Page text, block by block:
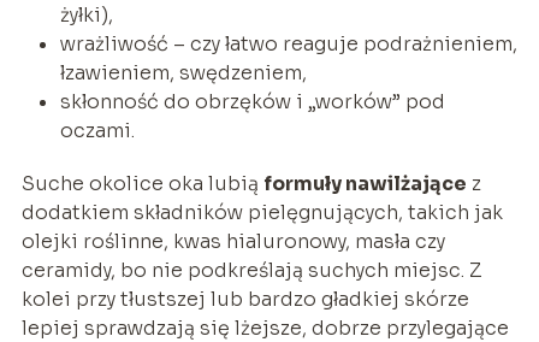
żyłki),
wrażliwość – czy łatwo reaguje podrażnieniem,
łzawieniem, swędzeniem,
skłonność do obrzęków i „worków” pod
oczami.
Suche okolice oka lubią formuły nawilżające z
dodatkiem składników pielęgnujących, takich jak
olejki roślinne, kwas hialuronowy, masła czy
ceramidy, bo nie podkreślają suchych miejsc. Z
kolei przy tłustszej lub bardzo gładkiej skórze
lepiej sprawdzają się lżejsze, dobrze przylegające